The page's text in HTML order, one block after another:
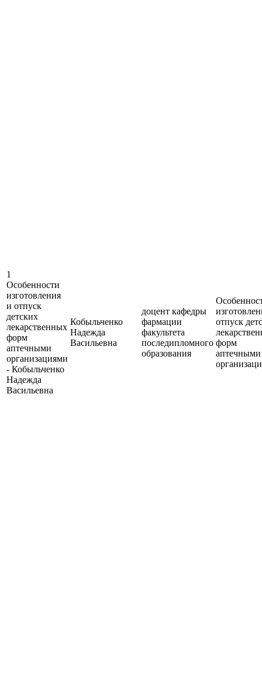
1
Особенности
изготовления
и отпуск
детских
лекарственных
форм
аптечными
организациями
- Кобыльченко
Надежда
Васильевна
Кобыльченко
Надежда
Васильевна
доцент кафедры
фармации
факультета
последипломного
образования
отпуск
форм
аптечными